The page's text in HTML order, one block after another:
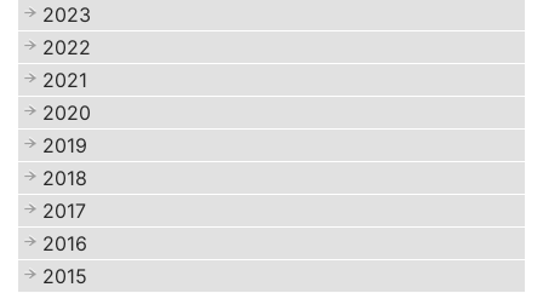
2023
2022
2021
2020
2019
2018
2017
2016
2015